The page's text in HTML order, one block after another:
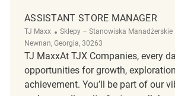
ASSISTANT STORE MANAGER
TJ Maxx Kategoria
Sklepy – Stanowiska Manadżerskie
Newnan, Georgia, 30263
TJ MaxxAt TJX Companies, every
opportunities for growth,
achievement. You’ll be part of our